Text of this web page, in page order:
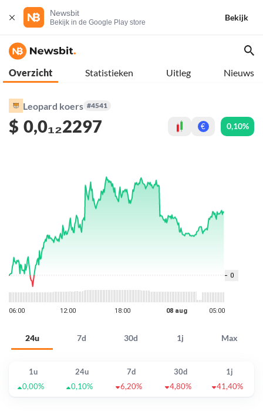
Newsbit
Bekijk in de Google Play store
Bekijk
Overzicht Statistieken Uitleg Nieuws
Leopard koers #4541
$ 0,0₁₂2297 € 0,10%
24u 7d 30d 1j Max
1u 24u 7d 30d
1j
0,00%
0,10% 6,20% 4,80% 41,40%